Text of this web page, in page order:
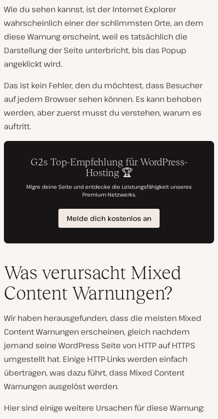
Wie du sehen kannst, ist der Internet Explorer
wahrscheinlich einer der schlimmsten Orte, an dem
diese Warnung erscheint, weil es tatsächlich die
Darstellung der Seite unterbricht, bis das Popup
angeklickt wird.
Das ist kein Fehler, den du möchtest, dass Besucher
auf jedem Browser sehen können. Es kann behoben
werden, aber zuerst musst du verstehen, warum es
auftritt.
Was verursacht Mixed
Content Warnungen?
Wir haben herausgefunden, dass die meisten Mixed
Content Warnungen erscheinen, gleich nachdem
jemand seine WordPress Seite von HTTP auf HTTPS
umgestellt hat. Einige HTTP-Links werden einfach
übertragen, was dazu führt, dass Mixed Content
Warnungen ausgelöst werden.
Hier sind einige weitere Ursachen für diese Warnung: